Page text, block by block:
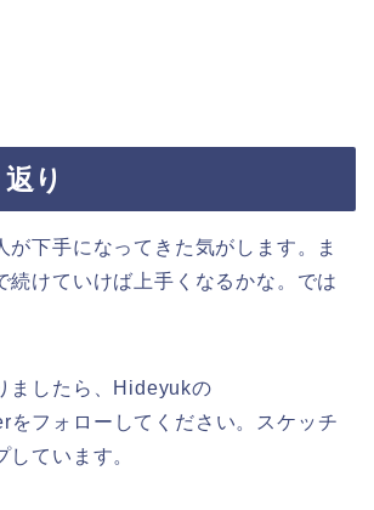
り
が下手になってきた気がします。ま
続けていけば上手くなるかな。では
ましたら、Hideyukの
をフォローしてください。スケッチ
ています。